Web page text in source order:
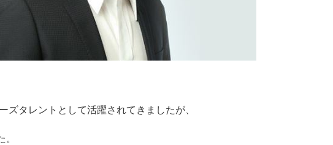
タレントとして活躍されてきましたが、